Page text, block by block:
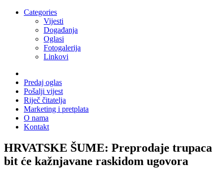
Categories
Vijesti
Događanja
Oglasi
Fotogalerija
Linkovi
Predaj oglas
Pošalji vijest
Riječ čitatelja
Marketing i pretplata
O nama
Kontakt
HRVATSKE ŠUME: Preprodaje trupaca
bit će kažnjavane raskidom ugovora